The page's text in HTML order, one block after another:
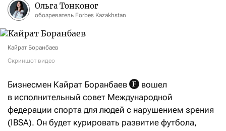
Ольга Тонконог
обозреватель Forbes Kazakhstan
Кайрат Боранбаев
Скриншот видео
Бизнесмен Кайрат Боранбаев
вошел
в исполнительный совет Международной
федерации спорта для людей с нарушением зрения
(IBSA). Он будет курировать развитие футбола,